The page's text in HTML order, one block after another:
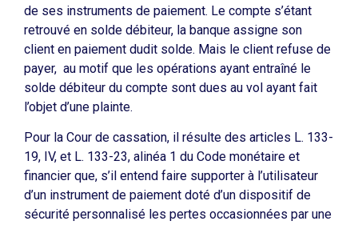
de ses instruments de paiement. Le compte s’étant
retrouvé en solde débiteur, la banque assigne son
client en paiement dudit solde. Mais le client refuse de
payer, au motif que les opérations ayant entraîné le
solde débiteur du compte sont dues au vol ayant fait
l’objet d’une plainte.
Pour la Cour de cassation, il résulte des articles L. 133-
19, IV, et L. 133-23, alinéa 1 du Code monétaire et
financier que, s’il entend faire supporter à l’utilisateur
d’un instrument de paiement doté d’un dispositif de
sécurité personnalisé les pertes occasionnées par une